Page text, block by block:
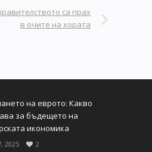
са прах
в очите на хората
на еврото: Какво
за бъдещето на
икономика
2025 2